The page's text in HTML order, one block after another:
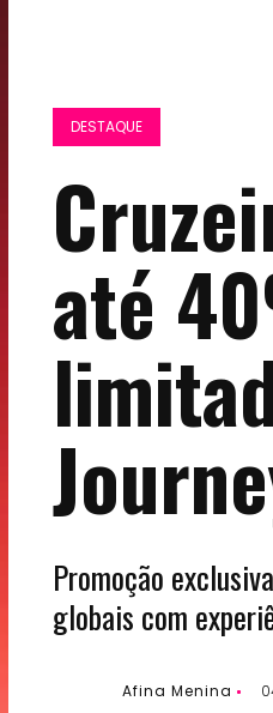
DESTAQUE
até
Promoção
globais com
Afina Menina